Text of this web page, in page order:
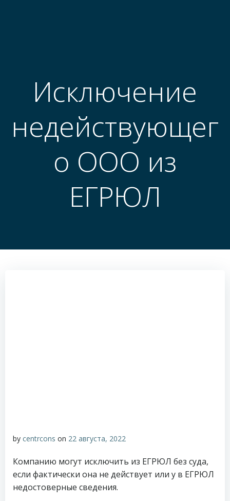
Исключение
недействующег
о ООО из
ЕГРЮЛ
by centrcons on 22 августа, 2022
Компанию могут исключить из ЕГРЮЛ без суда,
если фактически она не действует или у в ЕГРЮЛ
недостоверные сведения.